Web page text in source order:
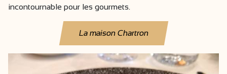
incontournable pour les gourmets.
La maison Chartron